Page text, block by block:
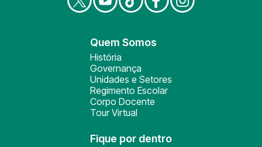
Quem Somos
História
Governança
Unidades e Setores
Regimento Escolar
Corpo Docente
Tour Virtual
Fique por dentro